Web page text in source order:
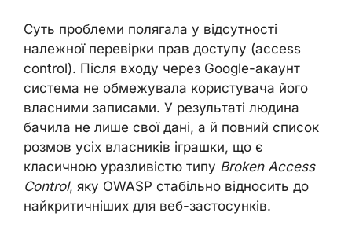
Суть проблеми полягала у відсутності
належної перевірки прав доступу (access
control). Після входу через Google-акаунт
система не обмежувала користувача його
власними записами. У результаті людина
бачила не лише свої дані, а й повний список
розмов усіх власників іграшки, що є
класичною уразливістю типу Broken Access
Control, яку OWASP стабільно відносить до
найкритичніших для веб-застосунків.